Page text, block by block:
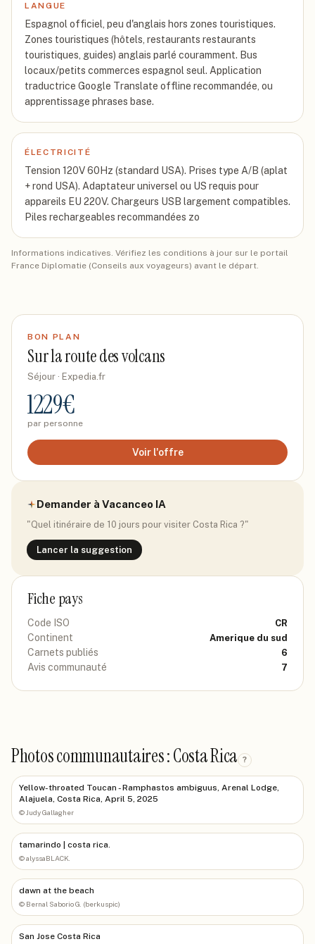
LANGUE
Espagnol officiel, peu d'anglais hors zones touristiques.
Zones touristiques (hôtels, restaurants restaurants
touristiques, guides) anglais parlé couramment. Bus
locaux/petits commerces espagnol seul. Application
traductrice Google Translate offline recommandée, ou
apprentissage phrases base.
ÉLECTRICITÉ
Tension 120V 60Hz (standard USA). Prises type A/B (aplat
+ rond USA). Adaptateur universel ou US requis pour
appareils EU 220V. Chargeurs USB largement compatibles.
Piles rechargeables recommandées zo
Informations indicatives. Vérifiez les conditions à jour sur le portail
France Diplomatie (Conseils aux voyageurs) avant le départ.
BON PLAN
Sur la route des volcans
Séjour · Expedia.fr
1229€
par personne
Voir l'offre
Demander à Vacanceo IA
"Quel itinéraire de 10 jours pour visiter Costa Rica ?"
Lancer la suggestion
Fiche pays
Code ISO CR
Continent Amerique du sud
Carnets publiés 6
Avis communauté 7
Photos communautaires : Costa Rica ?
Yellow-throated Toucan - Ramphastos ambiguus, Arenal Lodge,
Alajuela, Costa Rica, April 5, 2025
© Judy Gallagher
tamarindo | costa rica.
©alyssaBLACK.
dawn at the beach
© Bernal Saborio G. (berkuspic)
San Jose Costa Rica